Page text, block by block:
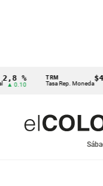
Tasa Rep. Moneda ▲